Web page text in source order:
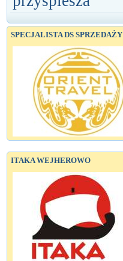
SPECJALISTA DS SPRZEDAŻY
ITAKA WEJHEROWO